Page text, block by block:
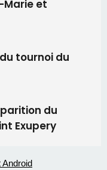
Corse 2026
avant 2081
en urgence
restaurants